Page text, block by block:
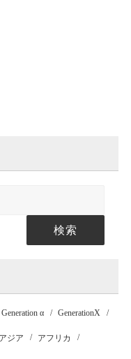
検索
Generation α GenerationX
アジア アフリカ